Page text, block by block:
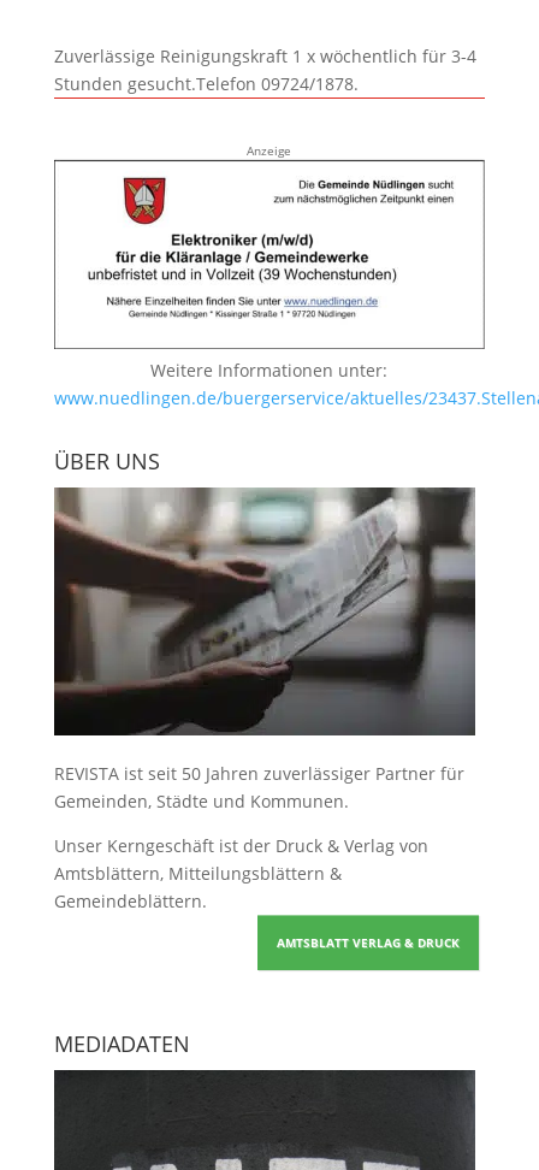
Zuverlässige Reinigungskraft 1 x wöchentlich für 3-4
Stunden gesucht.Telefon 09724/1878.
Anzeige
Weitere Informationen unter:
www.nuedlingen.de/buergerservice/aktuelles/
ÜBER UNS
REVISTA ist seit 50 Jahren zuverlässiger Partner für
Gemeinden, Städte und Kommunen.
Unser Kerngeschäft ist der Druck & Verlag von
Amtsblättern, Mitteilungsblättern &
Gemeindeblättern.
AMTSBLATT VERLAG & DRUCK
MEDIADATEN